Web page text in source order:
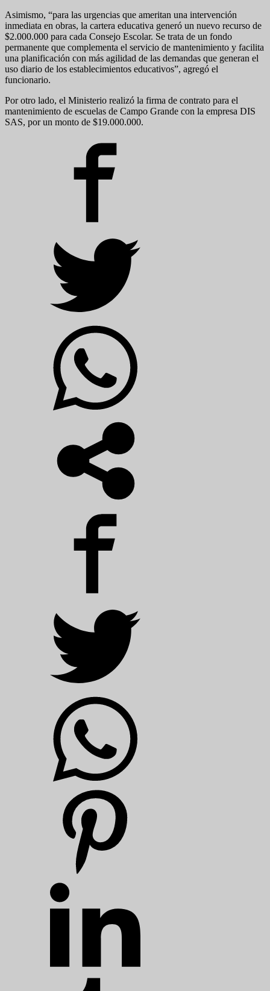
Asimismo, “para las urgencias que ameritan una intervención
inmediata en obras, la cartera educativa generó un nuevo recurso de
$2.000.000 para cada Consejo Escolar. Se trata de un fondo
permanente que complementa el servicio de mantenimiento y facilita
una planificación con más agilidad de las demandas que generan el
uso diario de los establecimientos educativos”, agregó el
funcionario.
Por otro lado, el Ministerio realizó la firma de contrato para el
mantenimiento de escuelas de Campo Grande con la empresa DIS
SAS, por un monto de $19.000.000.